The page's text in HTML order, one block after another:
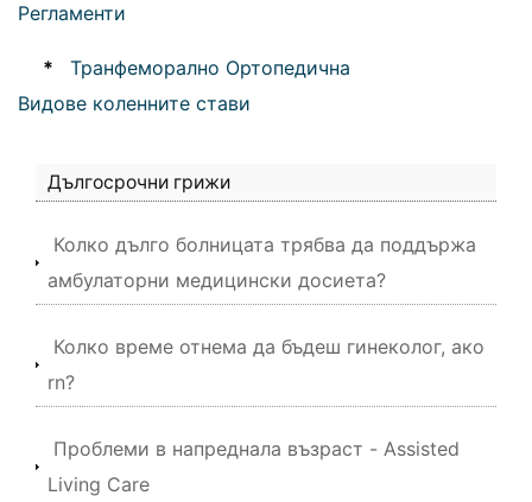
Регламенти
*
Транфеморално Ортопедична
Видове коленните стави
Дългосрочни грижи
Колко дълго болницата трябва да поддържа
амбулаторни медицински досиета?
Колко време отнема да бъдеш гинеколог, ако
rn?
Проблеми в напреднала възраст - Assisted
Living Care